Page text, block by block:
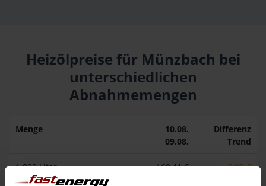
Heizölpreise für Münzbach bei
unterschiedlichen
Abnahmemengen
Menge
10.08.
09.08.
Differenz
Trend
1.000 Liter
160,41 €
0,00 €